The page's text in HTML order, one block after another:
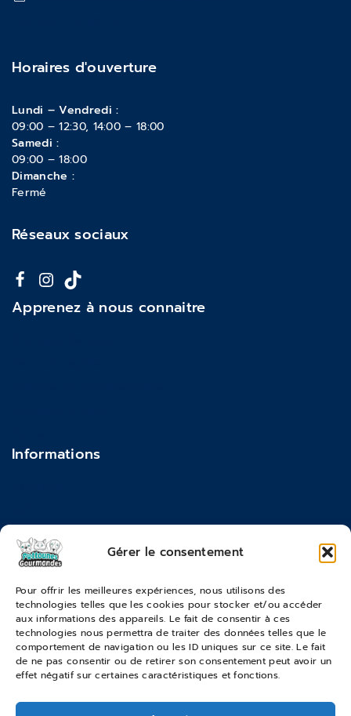
Gérer le consentement
Pour offrir les meilleures expériences, nous utilisons des
technologies telles que les cookies pour stocker et/ou accéder
aux informations des appareils. Le fait de consentir à ces
technologies nous permettra de traiter des données telles que le
comportement de navigation ou les ID uniques sur ce site. Le fait
de ne pas consentir ou de retirer son consentement peut avoir un
effet négatif sur certaines caractéristiques et fonctions.
Horaires d'ouverture
Lundi – Vendredi :
09:00 – 12:30, 14:00 – 18:00
Samedi :
09:00 – 18:00
Dimanche :
Fermé
Réseaux sociaux
Apprenez à nous connaitre
Informations
Moyens de paiements
Conditions générales de vente
Suivi de commande
Services & Retours
Modes de livraison